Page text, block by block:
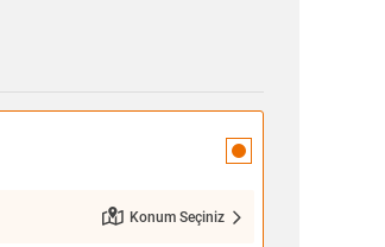
Konum Seçiniz